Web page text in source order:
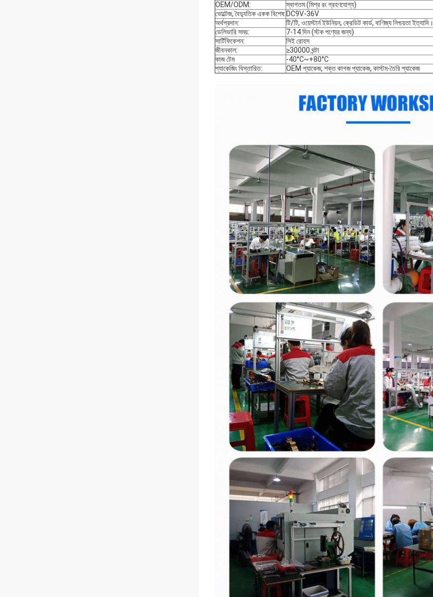
একটি বার্তা রেখে যান আমরা শীঘ্রই আপনাকে আবার কল করব!
জমা দিন
OEM/ODM:
স্বাগতম (মিশ্র রং গ্রহণযোগ্য)
ভোল্টেজ, বৈদ্যুতিক একক বিশেষ: DC9V-36V
অর্থপ্রদান:
টি/টি, ওয়েস্টার্ন ইউনিয়ন, ক্রেডিট কার্ড, বাণিজ্য নিশ্চয়তা ইত্যাদি।
ডেলিভারি সময়:
7-14 দিন (স্টক পণ্যের জন্য)
সার্টিফিকেশন:
সিই রোহস
জীবনকাল:
≥30000 ঘন্টা
কাজ টেম
-40°C~+80°C
প্যাকেজিং বিস্তারিত:
OEM প্যাকেজ, শক্ত কাগজ প্যাকেজ, কাস্টম-তৈরি প্যাকেজ